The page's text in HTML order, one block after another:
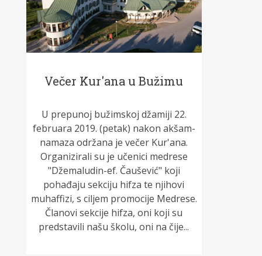
Večer Kur'ana u Bužimu
U prepunoj bužimskoj džamiji 22.
februara 2019. (petak) nakon akšam-
namaza održana je večer Kur'ana.
Organizirali su je učenici medrese
"Džemaludin-ef. Čaušević" koji
pohađaju sekciju hifza te njihovi
muhaffizi, s ciljem promocije Medrese.
Članovi sekcije hifza, oni koji su
predstavili našu školu, oni na čije...